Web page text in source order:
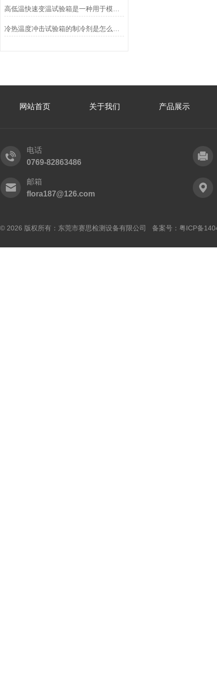
高低温快速变温试验箱是一种用于模拟不同温度环境下的试验设备
网站首页 关于我们 产品展示
电话
0769-82863486
邮箱
flora187@126.com
© 2026 版权所有：东莞市赛思检测设备有限公司 备案号： 粤ICP备